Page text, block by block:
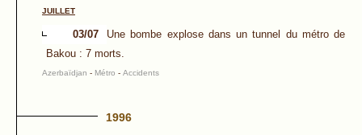
JUILLET
03/07
Une bombe explose dans un tunnel du métro de
Bakou : 7 morts.
Azerbaïdjan - Métro - Accidents
1996